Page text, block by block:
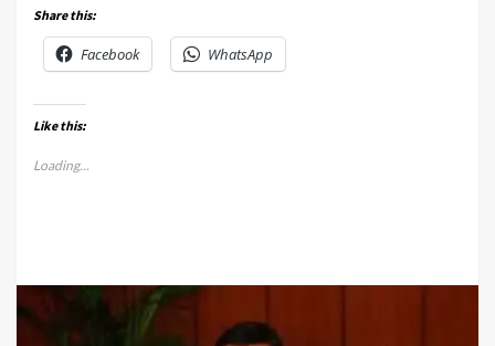
Share this:
Facebook WhatsApp
Like this:
Loading...